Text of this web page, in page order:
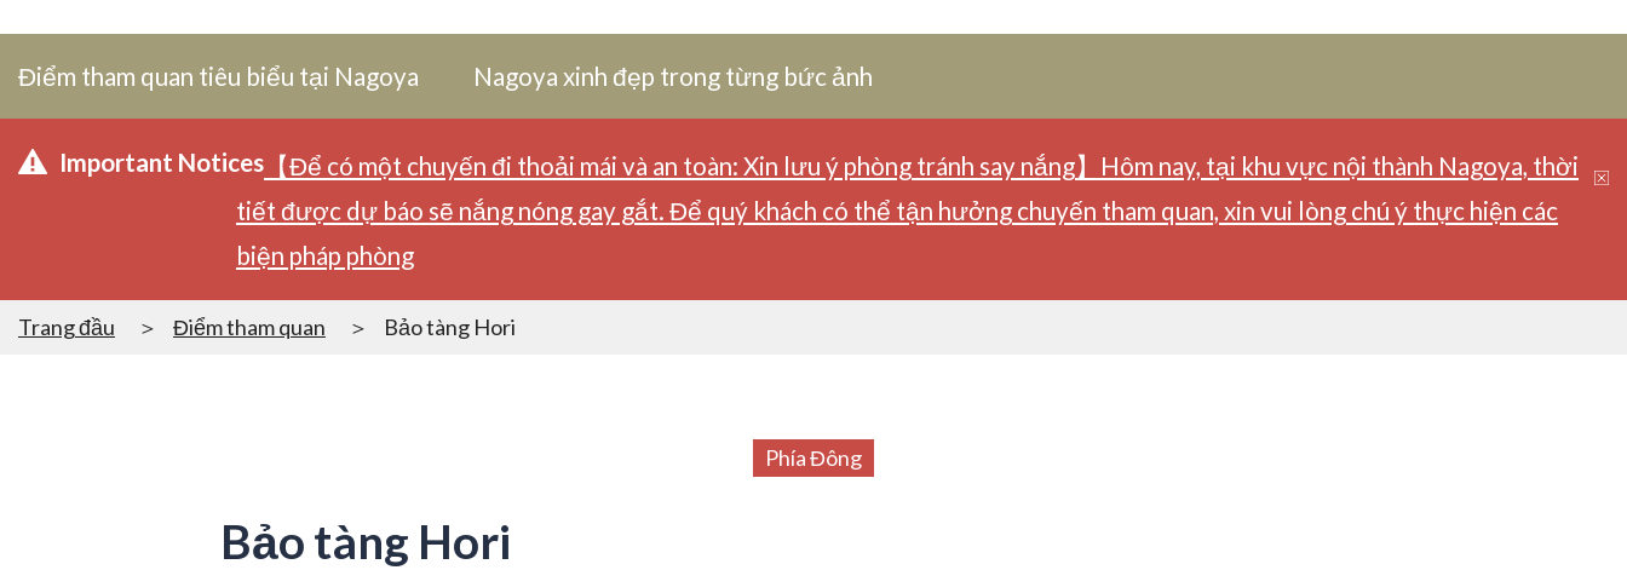
Điểm tham quan tiêu biểu tại Nagoya Nagoya xinh đẹp trong từng bức ảnh
Important Notices 【Để có một chuyến đi thoải mái và an toàn: Xin lưu ý phòng tránh say nắng】Hôm nay, tại khu vực nội thành Nagoya, thời
tiết được dự báo sẽ nắng nóng gay gắt. Để quý khách có thể tận hưởng chuyến tham quan, xin vui lòng chú ý thực hiện các
biện pháp phòng
Trang đầu Điểm tham quan Bảo tàng Hori
Phía Đông
Bảo tàng Hori